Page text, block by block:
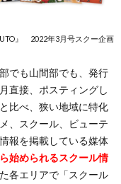
』 2022年3月号スクー企画
でも山間部でも、発行
直接、ポスティングし
比べ、狭い地域に特化
、スクール、ビューテ
報を掲載している媒体
始められるスクール情
各エリアで「スクール